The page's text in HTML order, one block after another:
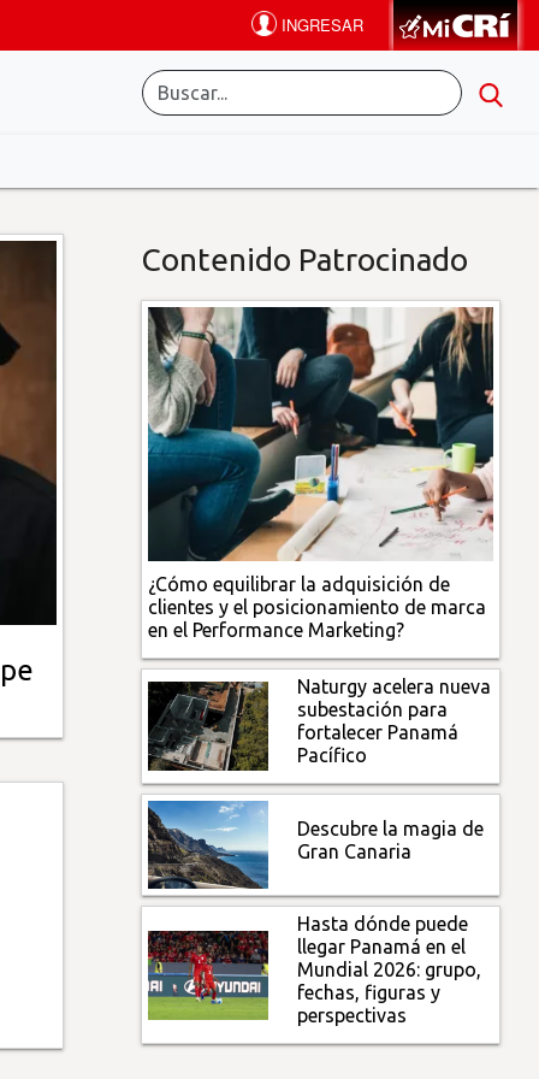
Contenido Patrocinado
¿Cómo equilibrar la adquisición de
clientes y el posicionamiento de marca
en el Performance Marketing?
Naturgy acelera nueva
subestación para
fortalecer Panamá
Pacífico
Descubre la magia de
Gran Canaria
Hasta dónde puede
llegar Panamá en el
Mundial 2026: grupo,
fechas, figuras y
perspectivas